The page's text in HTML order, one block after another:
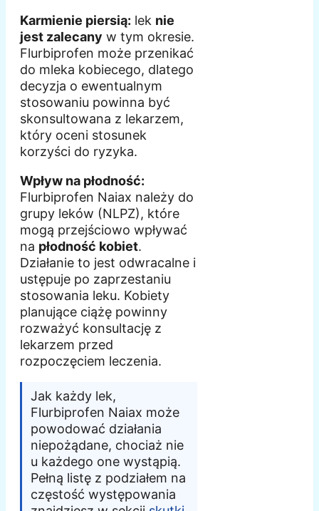
Karmienie piersią: lek nie
jest zalecany w tym okresie.
Flurbiprofen może przenikać
do mleka kobiecego, dlatego
decyzja o ewentualnym
stosowaniu powinna być
skonsultowana z lekarzem,
który oceni stosunek
korzyści do ryzyka.
Wpływ na płodność:
Flurbiprofen Naiax należy do
grupy leków (NLPZ), które
mogą przejściowo wpływać
na płodność kobiet.
Działanie to jest odwracalne i
ustępuje po zaprzestaniu
stosowania leku. Kobiety
planujące ciążę powinny
rozważyć konsultację z
lekarzem przed
rozpoczęciem leczenia.
Jak każdy lek,
Flurbiprofen Naiax może
powodować działania
niepożądane, chociaż nie
u każdego one wystąpią.
Pełną listę z podziałem na
częstość występowania